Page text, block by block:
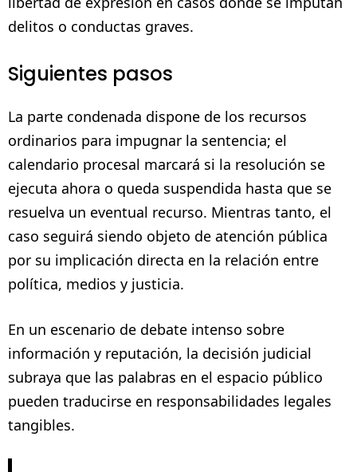
delitos o conductas graves.
Siguientes pasos
La parte condenada dispone de los recursos
ordinarios para impugnar la sentencia; el
calendario procesal marcará si la resolución se
ejecuta ahora o queda suspendida hasta que se
resuelva un eventual recurso. Mientras tanto, el
caso seguirá siendo objeto de atención pública
por su implicación directa en la relación entre
política, medios y justicia.
En un escenario de debate intenso sobre
información y reputación, la decisión judicial
subraya que las palabras en el espacio público
pueden traducirse en responsabilidades legales
tangibles.